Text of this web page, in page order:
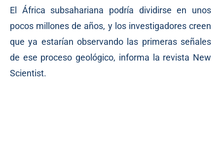
El África subsahariana podría dividirse en unos
pocos millones de años, y los investigadores creen
que ya estarían observando las primeras señales
de ese proceso geológico, informa la revista New
Scientist.